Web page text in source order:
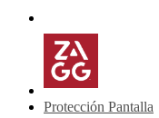
Protección Pantalla